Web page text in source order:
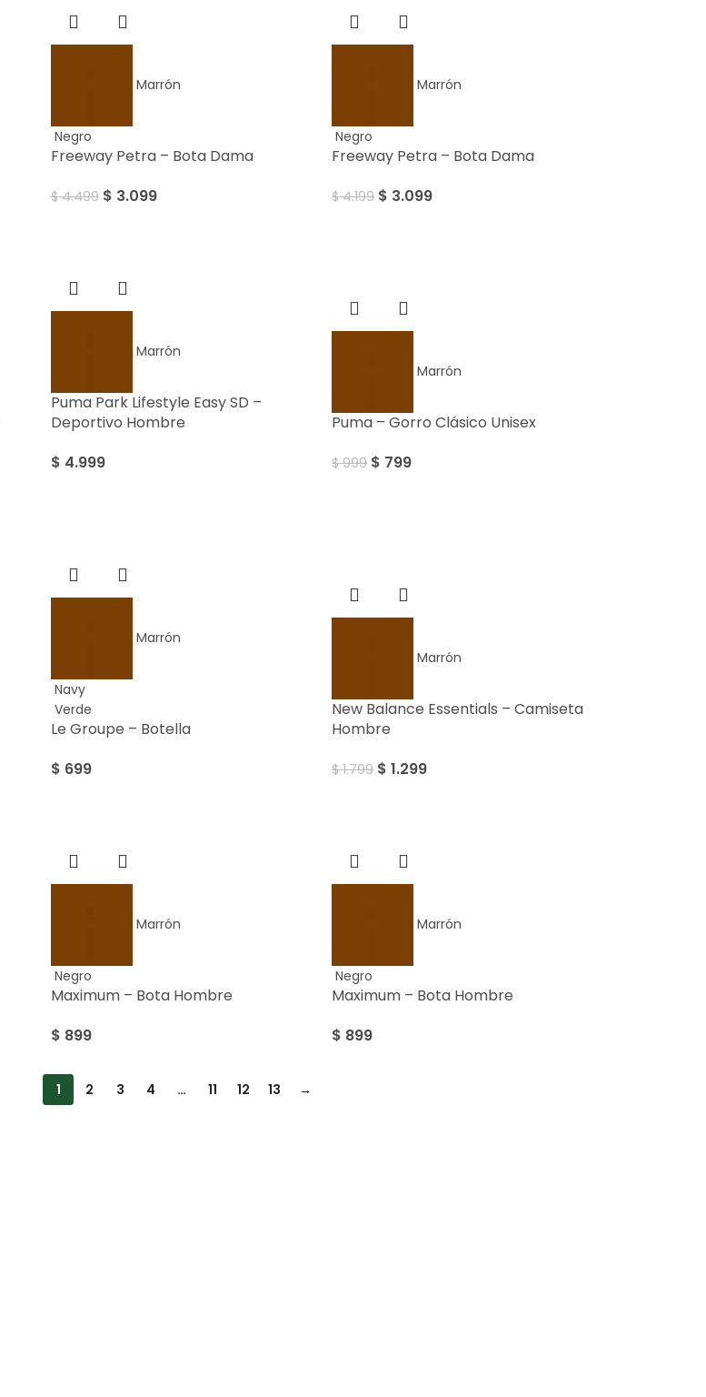
Marrón
Negro
Freeway Petra – Bota Dama
$4.499 $ 3.099
Marrón
Negro
Freeway Petra – Bota Dama
$4.199 $ 3.099
Marrón
Puma Park Lifestyle Easy SD –
Deportivo Hombre
$ 4.999
Marrón
Puma – Gorro Clásico Unisex
$999 $ 799
Marrón
Navy
Verde
Le Groupe – Botella
$ 699
Marrón
New Balance Essentials – Camiseta
Hombre
$1.799 $ 1.299
Marrón
Negro
Maximum – Bota Hombre
$ 899
Marrón
Negro
Maximum – Bota Hombre
$ 899
1 2 3 4 … 11 12 13 →